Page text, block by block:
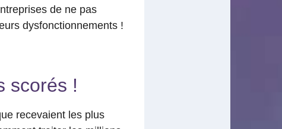
de ne pas
dysfonctionnements !
scorés !
recevaient les plus